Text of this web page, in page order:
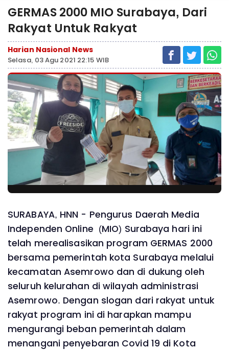
GERMAS 2000 MIO Surabaya, Dari
Rakyat Untuk Rakyat
Harian Nasional News
Selasa, 03 Agu 2021 22:15 WIB
SURABAYA, HNN - Pengurus Daerah Media
Independen Online (MIO) Surabaya hari ini
telah merealisasikan program GERMAS 2000
bersama pemerintah kota Surabaya melalui
kecamatan Asemrowo dan di dukung oleh
seluruh kelurahan di wilayah administrasi
Asemrowo. Dengan slogan dari rakyat untuk
rakyat program ini di harapkan mampu
mengurangi beban pemerintah dalam
menangani penyebaran Covid 19 di Kota